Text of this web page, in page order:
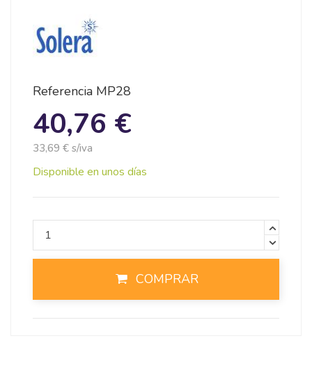
Referencia MP28
40,76 €
33,69 € s/iva
Disponible en unos días
COMPRAR